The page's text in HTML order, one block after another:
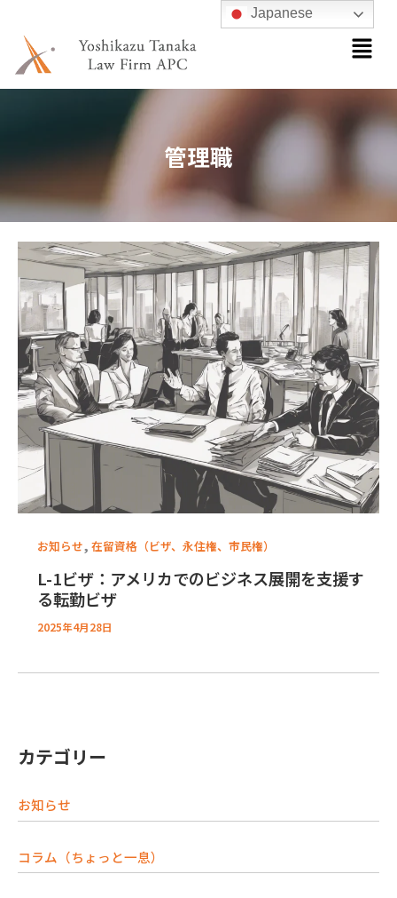
メ
ニ
ー
管理職
お知らせ, 在留資格（ビザ、永住権、市民権）
L-1ビザ：アメリカでのビジネス展開を支援す
る転勤ビザ
2025年4月28日
カテゴリー
お知らせ
コラム（ちょっと一息）
Japanese